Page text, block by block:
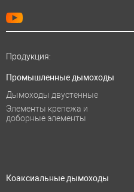
Продукция:
Промышленные дымоходы
Дымоходы двустенные
Элементы крепежа и
доборные элементы
Коаксиальные дымоходы